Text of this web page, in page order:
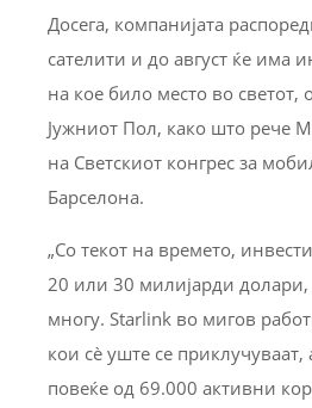
Досега, компанијата
сателити и до август ќе има
на кое било место во светот,
Јужниот Пол, како што рече
на Светскиот конгрес за
Барселона.
„Со текот на времето,
20 или 30 милијарди
многу. Starlink во мигов
кои сè уште се
повеќе од 69.000 активни